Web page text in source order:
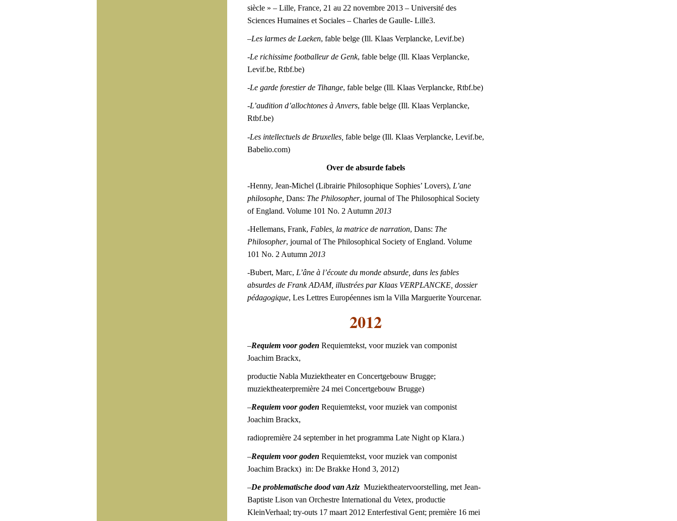
siècle » – Lille, France, 21 au 22 novembre 2013 – Université des
Sciences Humaines et Sociales – Charles de Gaulle- Lille3.
–Les larmes de Laeken, fable belge (Ill. Klaas Verplancke, Levif.be)
-Le richissime footballeur de Genk, fable belge (Ill. Klaas Verplancke,
Levif.be, Rtbf.be)
-Le garde forestier de Tihange, fable belge (Ill. Klaas Verplancke, Rtbf.be)
-L’audition d’allochtones à Anvers, fable belge (Ill. Klaas Verplancke,
Rtbf.be)
-Les intellectuels de Bruxelles, fable belge (Ill. Klaas Verplancke, Levif.be,
Babelio.com)
Over de absurde fabels
-Henny, Jean-Michel (Librairie Philosophique Sophies’ Lovers), L’ane
philosophe, Dans: The Philosopher, journal of The Philosophical Society
of England. Volume 101 No. 2 Autumn 2013
-Hellemans, Frank, Fables, la matrice de narration, Dans: The
Philosopher, journal of The Philosophical Society of England. Volume
101 No. 2 Autumn 2013
-Bubert, Marc, L’âne à l’écoute du monde absurde, dans les fables
absurdes de Frank ADAM, illustrées par Klaas VERPLANCKE, dossier
pédagogique, Les Lettres Européennes ism la Villa Marguerite Yourcenar.
2012
–Requiem voor goden Requiemtekst, voor muziek van componist
Joachim Brackx,
productie Nabla Muziektheater en Concertgebouw Brugge;
muziektheaterpremière 24 mei Concertgebouw Brugge)
–Requiem voor goden Requiemtekst, voor muziek van componist
Joachim Brackx,
radiopremière 24 september in het programma Late Night op Klara.)
–Requiem voor goden Requiemtekst, voor muziek van componist
Joachim Brackx) in: De Brakke Hond 3, 2012)
–De problematische dood van Aziz Muziektheatervoorstelling, met Jean-
Baptiste Lison van Orchestre International du Vetex, productie
KleinVerhaal; try-outs 17 maart 2012 Enterfestival Gent; première 16 mei